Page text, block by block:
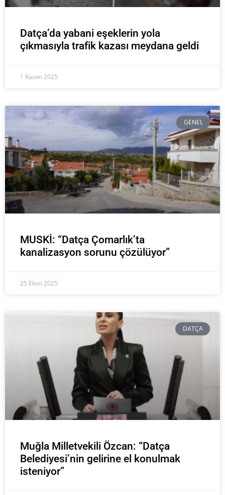
Datça’da yabani eşeklerin yola
çıkmasıyla trafik kazası meydana geldi
1 Kasım 2025
GENEL
MUSKİ: “Datça Çomarlık’ta
kanalizasyon sorunu çözülüyor”
25 Ekim 2025
DATÇA
Muğla Milletvekili Özcan: “Datça
Belediyesi’nin gelirine el konulmak
isteniyor”